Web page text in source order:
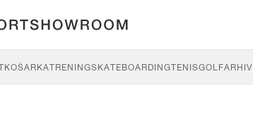
KOŠARKATRENINGSKATEBOARDINGTENISGOLFARHIV